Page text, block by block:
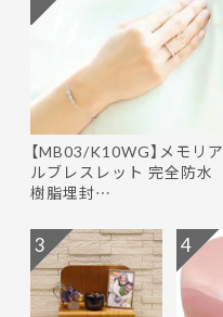
【MB03/K10WG】メモリア
ルブレスレット 完全防水
樹脂埋封…
3 4